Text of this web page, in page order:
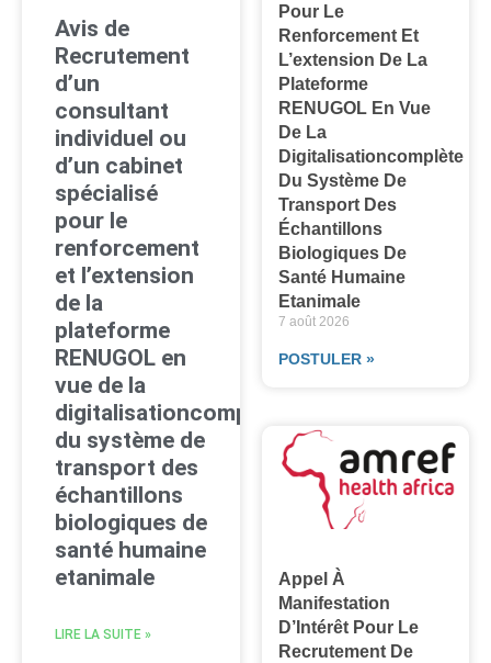
Avis de
Recrutement
d’un
consultant
individuel ou
d’un cabinet
spécialisé
pour le
renforcement
et l’extension
de la
plateforme
RENUGOL en
vue de la
digitalisationcomplète
du système de
transport des
échantillons
biologiques de
santé humaine
etanimale
LIRE LA SUITE »
Pour Le
Renforcement Et
L’extension De La
Plateforme
RENUGOL En Vue
De La
Digitalisationcomplète
Du Système De
Transport Des
Échantillons
Biologiques De
Santé Humaine
Etanimale
7 août 2026
POSTULER »
Appel À
Manifestation
D’Intérêt Pour Le
Recrutement De